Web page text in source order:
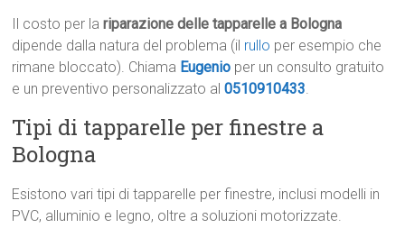
Il costo per lariparazione delle tapparelle a Bologna
dipende dalla natura del problema (il rullo per esempio che
rimane bloccato). Chiama Eugenio per un consulto gratuito
e un preventivo personalizzato al0510910433.
Tipi di tapparelle per finestre a
Bologna
Esistono vari tipi di tapparelle per finestre, inclusi modelli in
PVC, alluminio e legno, oltre a soluzioni motorizzate.